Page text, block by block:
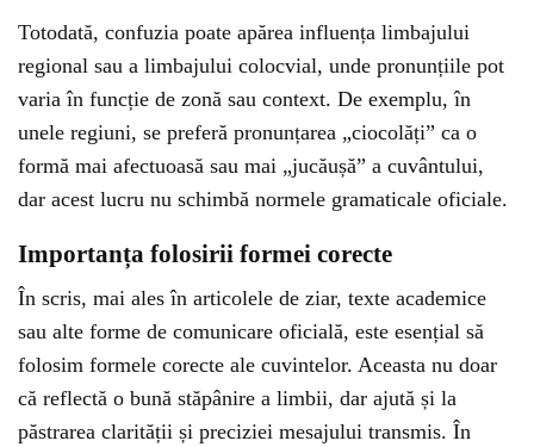
Totodată, confuzia poate apărea influența limbajului
regional sau a limbajului colocvial, unde pronunțiile pot
varia în funcție de zonă sau context. De exemplu, în
unele regiuni, se preferă pronunțarea „ciocolăți” ca o
formă mai afectuoasă sau mai „jucăușă” a cuvântului,
dar acest lucru nu schimbă normele gramaticale oficiale.
Importanța folosirii formei corecte
În scris, mai ales în articolele de ziar, texte academice
sau alte forme de comunicare oficială, este esențial să
folosim formele corecte ale cuvintelor. Aceasta nu doar
că reflectă o bună stăpânire a limbii, dar ajută și la
păstrarea clarității și preciziei mesajului transmis. În